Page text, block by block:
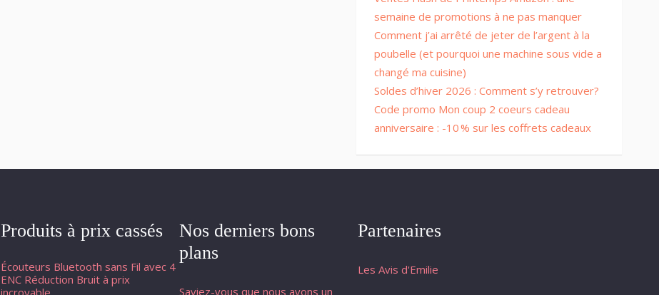
semaine de promotions à ne pas manquer
Comment j’ai arrêté de jeter de l’argent à la
poubelle (et pourquoi une machine sous vide a
changé ma cuisine)
Soldes d’hiver 2026 : Comment s’y retrouver?
Code promo Mon coup 2 coeurs cadeau
anniversaire : -10 % sur les coffrets cadeaux
Produits à prix cassés
Écouteurs Bluetooth sans Fil avec 4
ENC Réduction Bruit à prix
incroyable
Nos derniers bons
plans
Saviez-vous que nous avons un
Partenaires
Les Avis d'Emilie